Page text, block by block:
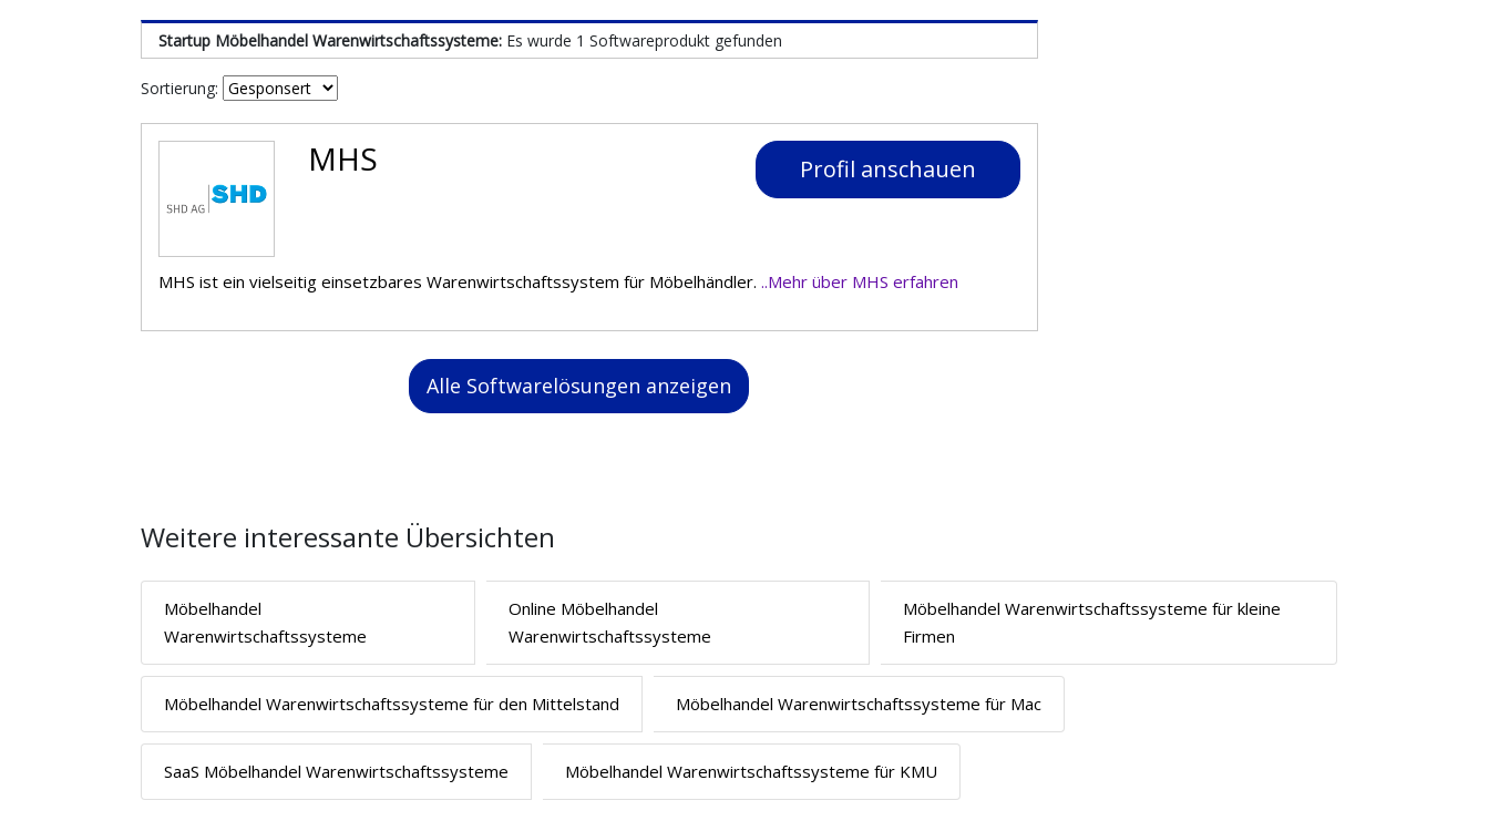
Startup Möbelhandel Warenwirtschaftssysteme: Es wurde 1 Softwareprodukt gefunden
Sortierung:
MHS Profil anschauen
MHS ist ein vielseitig einsetzbares Warenwirtschaftssystem für Möbelhändler. ..Mehr über MHS erfahren
Alle Softwarelösungen anzeigen
Weitere interessante Übersichten
Möbelhandel
Warenwirtschaftssysteme
Online Möbelhandel
Warenwirtschaftssysteme
Möbelhandel Warenwirtschaftssysteme für kleine
Firmen
Möbelhandel Warenwirtschaftssysteme für den Mittelstand Möbelhandel Warenwirtschaftssysteme für Mac
SaaS Möbelhandel Warenwirtschaftssysteme Möbelhandel Warenwirtschaftssysteme für KMU